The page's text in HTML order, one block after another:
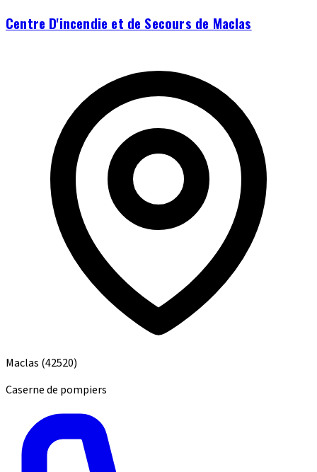
Centre D'incendie et de Secours de Maclas
Maclas (42520)
Caserne de pompiers